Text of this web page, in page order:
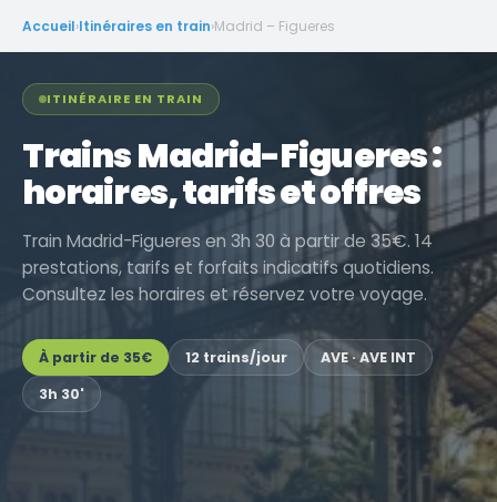
Accueil›Itinéraires en train›Madrid – Figueres
ITINÉRAIRE EN TRAIN
Trains Madrid-Figueres :
horaires, tarifs et offres
Train Madrid-Figueres en 3h 30 à partir de 35€. 14
prestations, tarifs et forfaits indicatifs quotidiens.
Consultez les horaires et réservez votre voyage.
À partir de 35€ 12 trains/jour
AVE · AVE INT
3h 30'